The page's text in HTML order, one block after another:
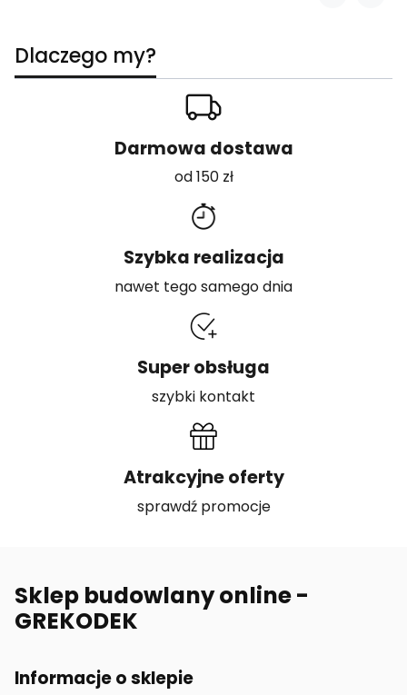
Dlaczego my?
Darmowa dostawa
od 150 zł
Szybka realizacja
nawet tego samego dnia
Super obsługa
szybki kontakt
Atrakcyjne oferty
sprawdź promocje
Sklep budowlany online -
GREKODEK
Informacje o sklepie